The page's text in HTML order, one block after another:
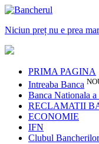
Niciun preț nu e prea
PRIMA PAGINA
Intreaba Banca
Banca Nationala
RECLAMATII
ECONOMIE
IFN
Clubul Bancherilor